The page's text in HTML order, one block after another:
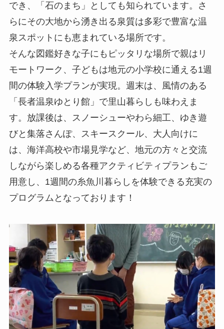
でき、「石のまち」としても知られています。さ
らにその大地から湧き出る泉質は多彩で豊富な温
泉スポットにも恵まれている場所です。
そんな図鑑好きな子にもピッタリな場所で親はリ
モートワーク、子どもは地元の小学校に通える1週
間の体験入学プランが実現。週末は、風情のある
「長者温泉ゆとり館」で里山暮らしも味わえま
す。放課後は、スノーシューやわら細工、ゆき遊
びと集落さんぽ、スキースクール、大人向けに
は、海洋高校や市場見学など、地元の方々と交流
しながら楽しめる各種アクティビティプランもご
用意し、1週間の糸魚川暮らしを体験できる充実の
プログラムとなっております！